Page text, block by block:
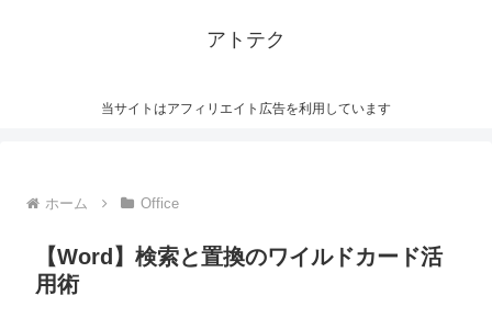
アトテク
当サイトはアフィリエイト広告を利用しています
ホーム Office
【Word】検索と置換のワイルドカード活
用術